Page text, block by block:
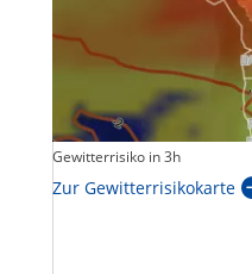
Gewitterrisiko in 3h
Zur Gewitterrisikokarte